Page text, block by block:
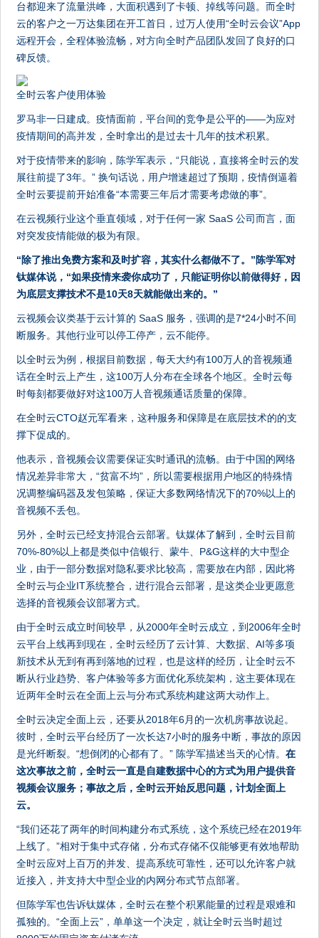
台都迎来了流量洪峰，大面积遇到了卡顿、掉线等问题。而全时
云的客户之一万达集团在开工首日，过万人使用“全时云会议”App
远程开会，全程体验流畅，对方向全时产品团队发回了良好的口
碑反馈。
全时云客户使用体验
罗马非一日建成。疫情面前，平台间的竞争是公平的——为应对
疫情期间的高并发，全时拿出的是过去十几年的技术积累。
对于疫情带来的影响，陈学军表示，“只能说，直接将全时云的发
展往前提了3年。” 换句话说，用户增速超过了预期，疫情倒逼着
全时云要提前开始准备“本需要三年后才需要考虑做的事”。
在云视频行业这个垂直领域，对于任何一家 SaaS 公司而言，面
对突发疫情能做的极为有限。
“除了推出免费方案和及时扩容，其实什么都做不了。”陈学军对
钛媒体说，“如果疫情来袭你成功了，只能证明你以前做得好，因
为底层支撑技术不是10天8天就能做出来的。”
云视频会议类基于云计算的 SaaS 服务，强调的是7*24小时不间
断服务。其他行业可以停工停产，云不能停。
以全时云为例，根据目前数据，每天大约有100万人的音视频通
话在全时云上产生，这100万人分布在全球各个地区。全时云每
时每刻都要做好对这100万人音视频通话质量的保障。
在全时云CTO赵元军看来，这种服务和保障是在底层技术的的支
撑下促成的。
他表示，音视频会议需要保证实时通讯的流畅。由于中国的网络
情况差异非常大，“贫富不均”，所以需要根据用户地区的特殊情
况调整编码器及发包策略，保证大多数网络情况下的70%以上的
音视频不丢包。
另外，全时云已经支持混合云部署。钛媒体了解到，全时云目前
70%-80%以上都是类似中信银行、蒙牛、P&G这样的大中型企
业，由于一部分数据对隐私要求比较高，需要放在内部，因此将
全时云与企业IT系统整合，进行混合云部署，是这类企业更愿意
选择的音视频会议部署方式。
由于全时云成立时间较早，从2000年全时云成立，到2006年全时
云平台上线再到现在，全时云经历了云计算、大数据、AI等多项
新技术从无到有再到落地的过程，也是这样的经历，让全时云不
断从行业趋势、客户体验等多方面优化系统架构，这主要体现在
近两年全时云在全面上云与分布式系统构建这两大动作上。
全时云决定全面上云，还要从2018年6月的一次机房事故说起。
彼时，全时云平台经历了一次长达7小时的服务中断，事故的原因
是光纤断裂。“想倒闭的心都有了。” 陈学军描述当天的心情。在
这次事故之前，全时云一直是自建数据中心的方式为用户提供音
视频会议服务；事故之后，全时云开始反思问题，计划全面上
云。
“我们还花了两年的时间构建分布式系统，这个系统已经在2019年
上线了。”相对于集中式存储，分布式存储不仅能够更有效地帮助
全时云应对上百万的并发、提高系统可靠性，还可以允许客户就
近接入，并支持大中型企业的内网分布式节点部署。
但陈学军也告诉钛媒体，全时云在整个积累能量的过程是艰难和
孤独的。“全面上云”，单单这一个决定，就让全时云当时超过